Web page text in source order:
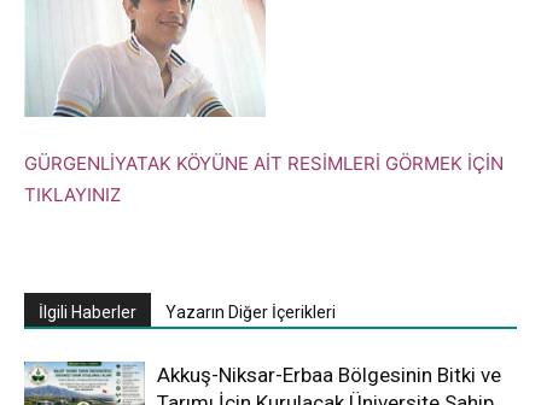
GÜRGENLİYATAK KÖYÜNE AİT RESİMLERİ GÖRMEK İÇİN
TIKLAYINIZ
İlgili Haberler Yazarın Diğer İçerikleri
Akkuş-Niksar-Erbaa Bölgesinin Bitki ve